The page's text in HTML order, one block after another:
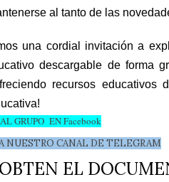
al tanto de las
una cordial invitación a
descargable de forma
recursos educativos
GRUPO EN Facebook
NUESTRO CANAL DE TELEGRAM
OBTEN EL